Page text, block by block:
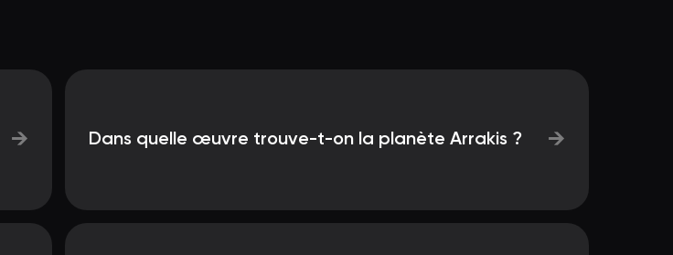
→ Dans quelle œuvre trouve-t-on la planète Arrakis ? →